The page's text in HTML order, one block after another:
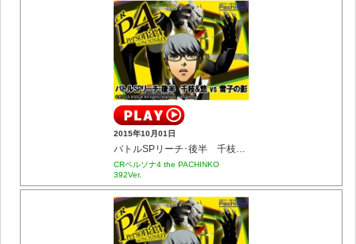
2015年10月01日
バトルSPリーチ･後半 千枝&悠 vs 雪子の影
CRペルソナ4 the PACHINKO
392Ver.